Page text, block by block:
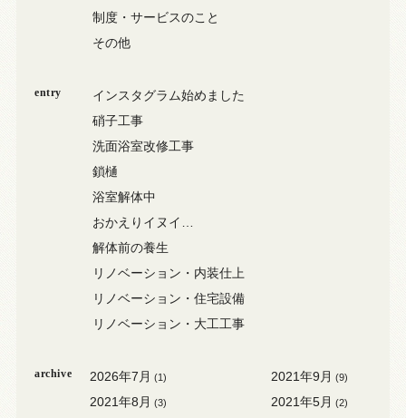
制度・サービスのこと
その他
entry
インスタグラム始めました
硝子工事
洗面浴室改修工事
鎖樋
浴室解体中
おかえりイヌイ…
解体前の養生
リノベーション・内装仕上
リノベーション・住宅設備
リノベーション・大工工事
archive 2026年7月 (1) 2021年9月 (9)
2021年8月 (3) 2021年5月 (2)